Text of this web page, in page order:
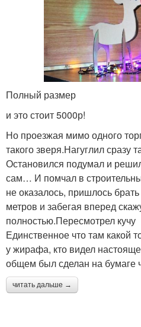
Полный размер
и это стоит 5000р!
Но проезжая мимо одного
такого зверя.Нагуглил сразу
Остановился подумал и
сам… И помчал в
не оказалось, пришлось
метров и забегая вперед
полностью.Пересмотрел кучу
Единственное что там какой
у жирафа, кто видел
общем был сделан на бумаге
читать дальше →